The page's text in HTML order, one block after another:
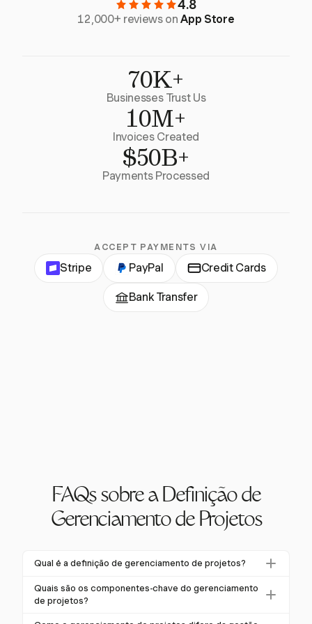
4.8
12,000+ reviews onApp Store
70K+
Businesses Trust Us
10M+
Invoices Created
$50B+
Payments Processed
ACCEPT PAYMENTS VIA
Stripe PayPal Credit Cards
Bank Transfer
FAQs sobre a Definição de
Gerenciamento de Projetos
Qual é a definição de gerenciamento de projetos?
Gerenciamento de projetos é a disciplina de aplicar
conhecimentos, habilidades, ferramentas e técnicas
Quais são os componentes-chave do gerenciamento
de projetos?
Os componentes-chave incluem planejamento,